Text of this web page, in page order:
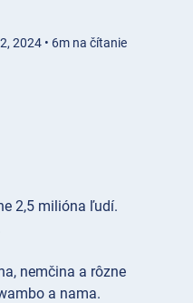
2024 • 6m na čítanie
2,5 milióna ľudí.
nemčina a rôzne
a nama.